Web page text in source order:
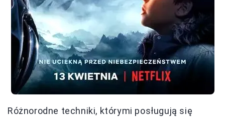
Różnorodne techniki, którymi posługują się